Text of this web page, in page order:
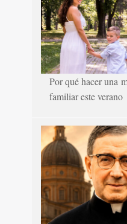
Por qué hacer una
familiar este verano